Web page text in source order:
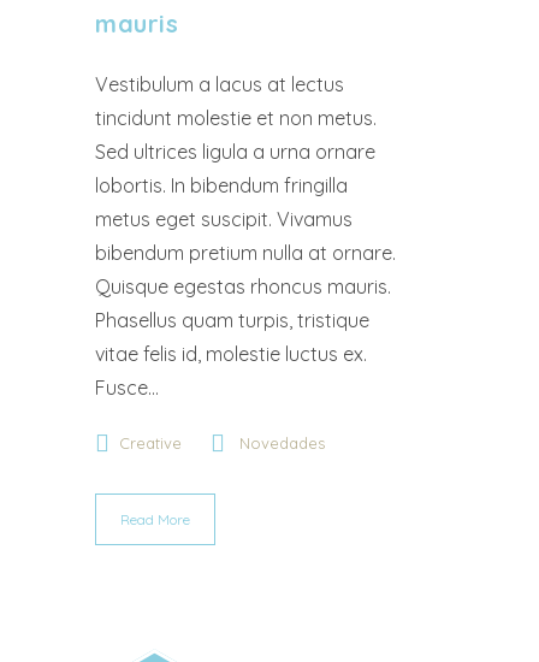
mauris
Vestibulum a lacus at lectus
tincidunt molestie et non metus.
Sed ultrices ligula a urna ornare
lobortis. In bibendum fringilla
metus eget suscipit. Vivamus
bibendum pretium nulla at ornare.
Quisque egestas rhoncus mauris.
Phasellus quam turpis, tristique
vitae felis id, molestie luctus ex.
Fusce...
Creative Novedades
Read More